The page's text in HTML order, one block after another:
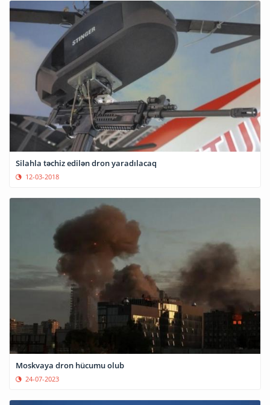
Silahla təchiz edilən dron yaradılacaq
12-03-2018
Moskvaya dron hücumu olub
24-07-2023